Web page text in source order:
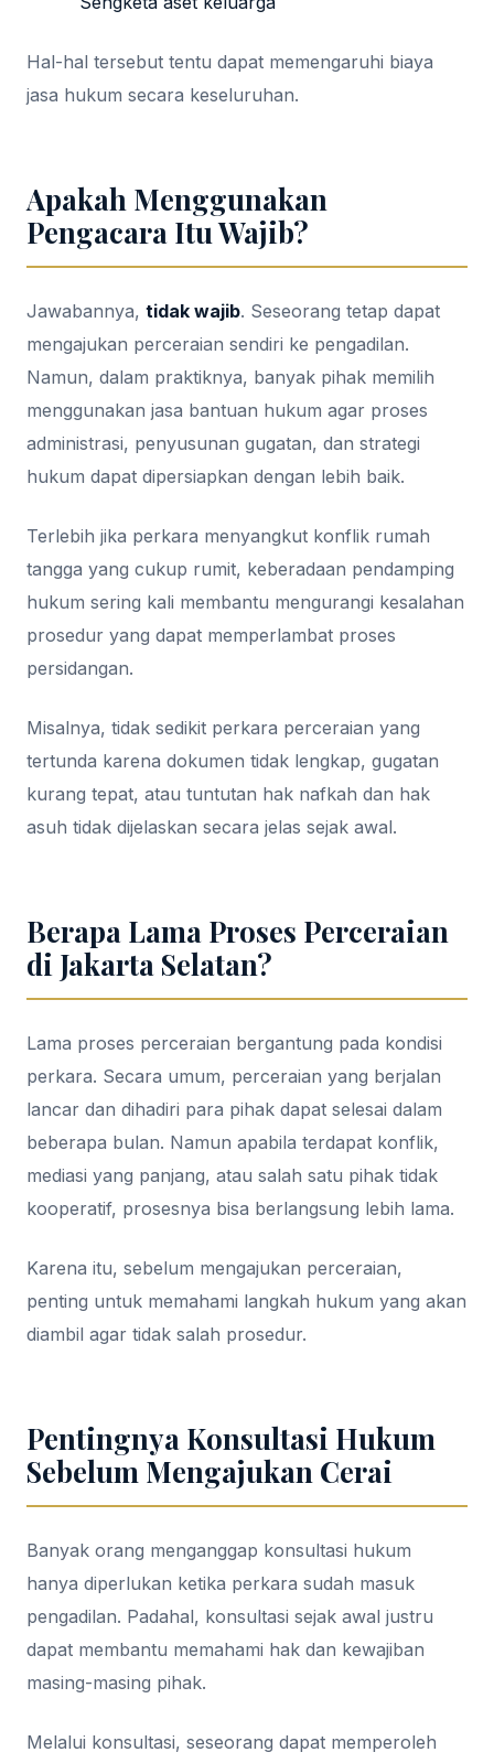
Hal-hal tersebut tentu dapat memengaruhi biaya
jasa hukum secara keseluruhan.
Apakah Menggunakan
Pengacara Itu Wajib?
Jawabannya, tidak wajib. Seseorang tetap dapat
mengajukan perceraian sendiri ke pengadilan.
Namun, dalam praktiknya, banyak pihak memilih
menggunakan jasa bantuan hukum agar proses
administrasi, penyusunan gugatan, dan strategi
hukum dapat dipersiapkan dengan lebih baik.
Terlebih jika perkara menyangkut konflik rumah
tangga yang cukup rumit, keberadaan pendamping
hukum sering kali membantu mengurangi kesalahan
prosedur yang dapat memperlambat proses
persidangan.
Misalnya, tidak sedikit perkara perceraian yang
tertunda karena dokumen tidak lengkap, gugatan
kurang tepat, atau tuntutan hak nafkah dan hak
asuh tidak dijelaskan secara jelas sejak awal.
Berapa Lama Proses Perceraian
di Jakarta Selatan?
Lama proses perceraian bergantung pada kondisi
perkara. Secara umum, perceraian yang berjalan
lancar dan dihadiri para pihak dapat selesai dalam
beberapa bulan. Namun apabila terdapat konflik,
mediasi yang panjang, atau salah satu pihak tidak
kooperatif, prosesnya bisa berlangsung lebih lama.
Karena itu, sebelum mengajukan perceraian,
penting untuk memahami langkah hukum yang akan
diambil agar tidak salah prosedur.
Pentingnya Konsultasi Hukum
Sebelum Mengajukan Cerai
Banyak orang menganggap konsultasi hukum
hanya diperlukan ketika perkara sudah masuk
pengadilan. Padahal, konsultasi sejak awal justru
dapat membantu memahami hak dan kewajiban
masing-masing pihak.
Melalui konsultasi, seseorang dapat memperoleh